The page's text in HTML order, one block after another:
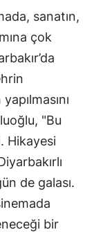
sanatın,
çok
"Bu
Hikayesi
de galası.
bir